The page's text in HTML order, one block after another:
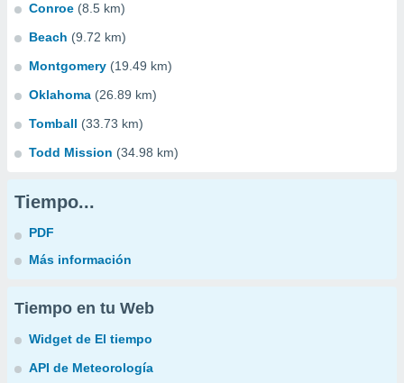
Conroe (8.5 km)
Beach (9.72 km)
Montgomery (19.49 km)
Oklahoma (26.89 km)
Tomball (33.73 km)
Todd Mission (34.98 km)
Tiempo...
PDF
Más información
Tiempo en tu Web
Widget de El tiempo
API de Meteorología